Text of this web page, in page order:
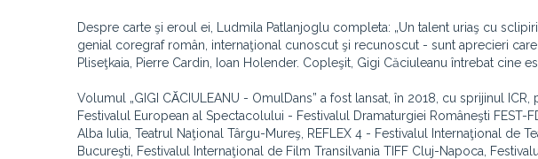
Despre carte şi eroul ei, Ludmila Patlanjoglu completa: „Un talent uriaş cu
genial coregraf român, internaţional cunoscut şi recunoscut - sunt aprecieri
Pliseţkaia, Pierre Cardin, Ioan Holender. Copleşit, Gigi Căciuleanu întrebat cine
Volumul „GIGI CᾸCIULEANU - OmulDans” a fost lansat, în 2018, cu sprijinul
Festivalul European al Spectacolului - Festivalul Dramaturgiei Româneşti FEST-
Alba Iulia, Teatrul Naţional Târgu-Mureş, REFLEX 4 - Festivalul Internaţional de
Bucureşti, Festivalul Internaţional de Film Transilvania TIFF Cluj-Napoca,